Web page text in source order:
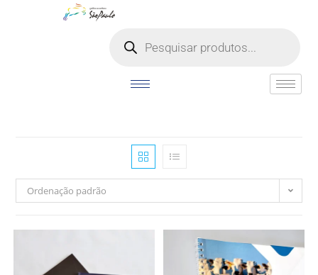
Ordenação padrão